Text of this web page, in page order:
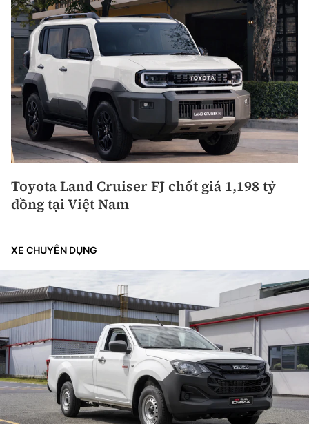
Toyota Land Cruiser FJ chốt giá 1,198 tỷ
đồng tại Việt Nam
XE CHUYÊN DỤNG